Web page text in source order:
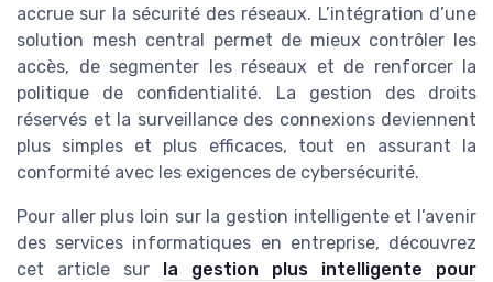
accrue sur la sécurité des réseaux. L’intégration d’une
solution mesh central permet de mieux contrôler les
accès, de segmenter les réseaux et de renforcer la
politique de confidentialité. La gestion des droits
réservés et la surveillance des connexions deviennent
plus simples et plus efficaces, tout en assurant la
conformité avec les exigences de cybersécurité.
Pour aller plus loin sur la gestion intelligente et l’avenir
des services informatiques en entreprise, découvrez
cet article sur
la gestion plus intelligente pour